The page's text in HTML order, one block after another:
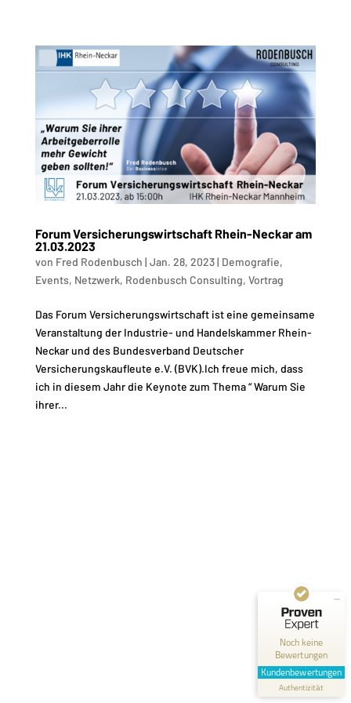
Forum Versicherungswirtschaft Rhein-Neckar am
21.03.2023
von Fred Rodenbusch | Jan. 28, 2023| Demografie,
Events, Netzwerk, Rodenbusch Consulting, Vortrag
Das Forum Versicherungswirtschaft ist eine gemeinsame
Veranstaltung der Industrie- und Handelskammer Rhein-
Neckar und des Bundesverband Deutscher
Versicherungskaufleute e.V. (BVK).Ich freue mich, dass
ich in diesem Jahr die Keynote zum Thema “ Warum Sie
ihrer...
Noch keine
Bewertungen
Kundenbewertungen
Authentizität
Erfahren Sie mehr über dieses Bewertungssiegel
1.1.1970